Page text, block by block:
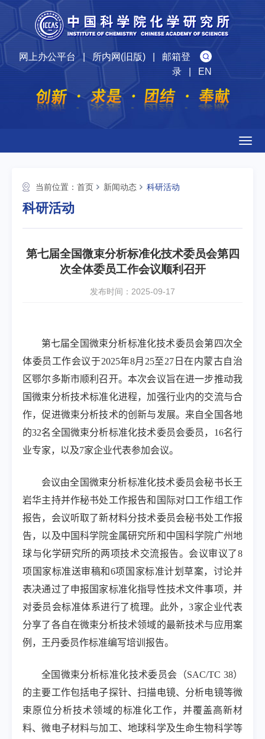
网上办公平台|所内网(旧版)| 邮箱登
录| EN
当前位置： 首页 新闻动态 科研活动
科研活动
第七届全国微束分析标准化技术委员会第四
次全体委员工作会议顺利召开
发布时间：2025-09-17
第七届全国微束分析标准化技术委员会第四次全
体委员工作会议于2025年8月 25至27 日在内蒙古自治
区鄂尔多斯市顺利召开。本次会议旨在进一步推动我
国微束分析技术标准化进程，加强行业内的交流与合
作，促进微束分析技术的创新与发展。来自全国各地
的32名全国微束分析标准化技术委员会委员， 16名行
业专家，以及7家企业代表参加会议。
会议由全国微束分析标准化技术委员会秘书长王
岩华主持并作秘书处工作报告和国际对口工作组工作
报告，会议听取了新材料分技术委员会秘书处工作报
告，以及中国科学院金属研究所和中国科学院广州地
球与化学研究所的两项技术交流报告。会议审议了8
项国家标准送审稿和6项国家标准计划草案，讨论并
表决通过了申报国家标准化指导性技术文件事项，并
对委员会标准体系进行了梳理。此外，3家企业代表
分享了各自在微束分析技术领域的最新技术与应用案
例，王丹委员作标准编写培训报告。
全国微束分析标准化技术委员会（SAC/TC 38）
的主要工作包括电子探针、扫描电镜、分析电镜等微
束原位分析技术领域的标准化工作，并覆盖高新材
料、微电子材料与加工、地球科学及生命生物科学等